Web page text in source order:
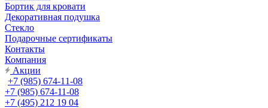
Бортик для кровати
Декоративная подушка
Стекло
Подарочные сертификаты
Контакты
Компания
Акции
+7 (985) 674-11-08
+7 (985) 674-11-08
+7 (495) 212 19 04